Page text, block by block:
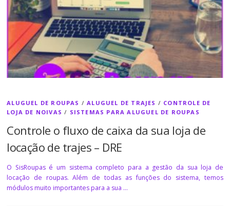
ALUGUEL DE ROUPAS /ALUGUEL DE TRAJES / CONTROLE DE
LOJA DE NOIVAS / SISTEMAS PARA ALUGUEL DE ROUPAS
Controle o fluxo de caixa da sua loja de
locação de trajes – DRE
O SisRoupas é um sistema completo para a gestão da sua loja de
locação de roupas. Além de todas as funções do sistema, temos
módulos muito importantes para a sua …